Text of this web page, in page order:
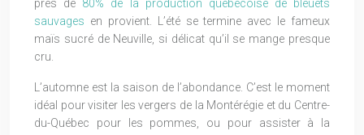
près de 80% de la production québécoise de bleuets
sauvages en provient. L’été se termine avec le fameux
maïs sucré de Neuville, si délicat qu’il se mange presque
cru.
L’automne est la saison de l’abondance. C’est le moment
idéal pour visiter les vergers de la Montérégie et du Centre-
du-Québec pour les pommes, ou pour assister à la